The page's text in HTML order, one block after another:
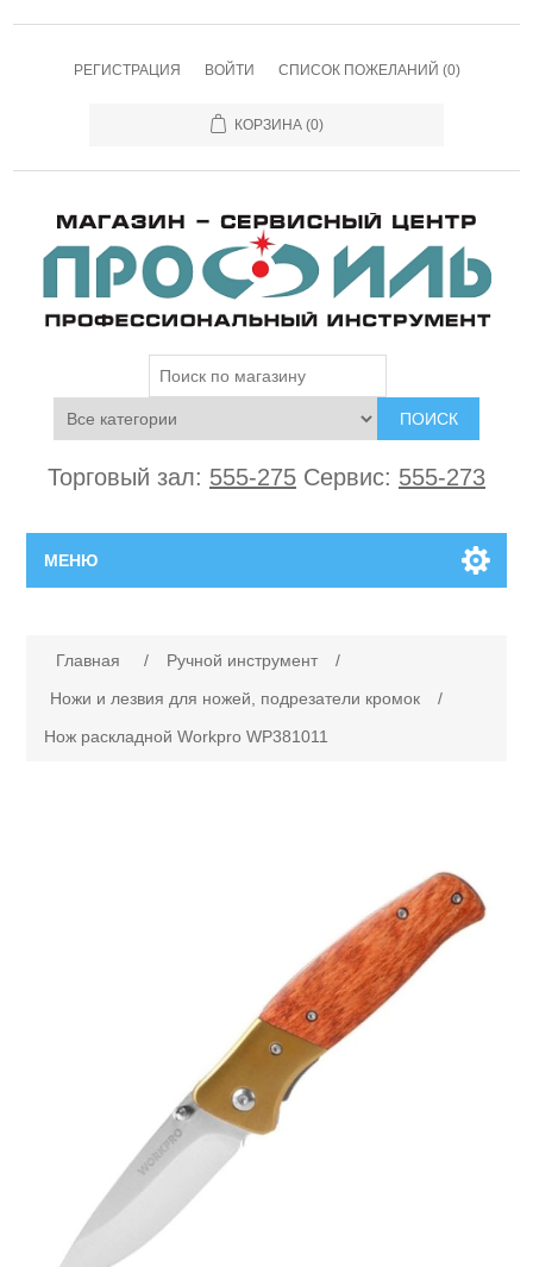
РЕГИСТРАЦИЯ ВОЙТИ СПИСОК ПОЖЕЛАНИЙ (0)
КОРЗИНА (0)
ПОИСК
Торговый зал: 555-275 Сервис: 555-273
МЕНЮ
Электроинструмент
Ремонт инструмента марки Makita
Ремонт инструмента марки Champion
Ремонт инструмента марки DCK
Ремонт инструмента марки Elitech
Сервисный центр JET
Контакты
Главная / Ручной инструмент
/
Ножи и лезвия для ножей, подрезатели кромок
/
Нож раскладной Workpro WP381011